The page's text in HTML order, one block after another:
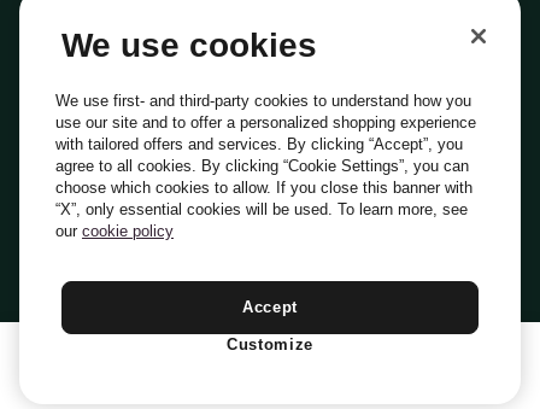
Everli Shoppers
Scopri chi siamo
Domande frequenti
Lavora con noi
Diventa Shopper
Investitori
PrivacyCookiePreferenze Cookie
Termini e Condizioni
Italiano
We use cookies
We use first- and third-party cookies to understand how you
use our site and to offer a personalized shopping experience
with tailored offers and services. By clicking “Accept”, you
agree to all cookies. By clicking “Cookie Settings”, you can
choose which cookies to allow. If you close this banner with
“X”, only essential cookies will be used. To learn more, see
our cookie policy
Accept
Customize